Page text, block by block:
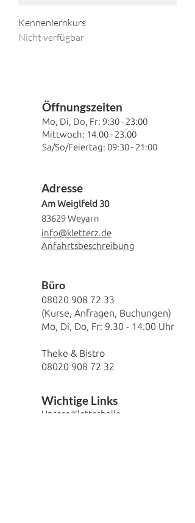
Kennenlernkurs
Nicht verfügbar
Öffnungszeiten
Mo, Di, Do, Fr: 9:30- 23:00
Mittwoch: 14.00 - 23.00
Sa/So/Feiertag: 09:30 - 21:00
Adresse
Am Weiglfeld 30
83629 Weyarn
info@kletterz.de
Anfahrtsbeschreibung
​Büro
08020 908 72 33
(Kurse, Anfragen, Buchungen)
Mo, Di, Do, Fr: 9.30 - 14.00 Uhr
Theke & Bistro
08020 908 72 32
Wichtige Links
Unsere Kletterhalle